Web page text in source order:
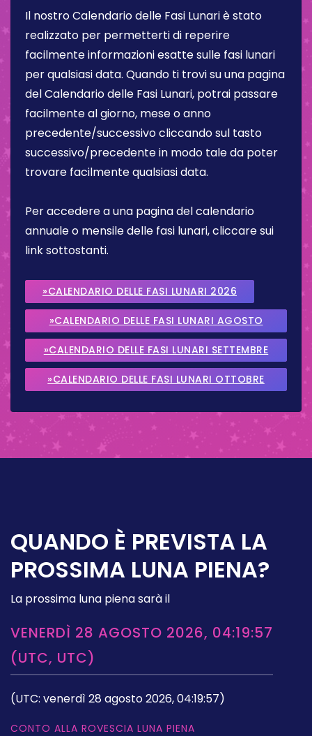
Il nostro Calendario delle Fasi Lunari è stato
realizzato per permetterti di reperire
facilmente informazioni esatte sulle fasi lunari
per qualsiasi data. Quando ti trovi su una pagina
del Calendario delle Fasi Lunari, potrai passare
facilmente al giorno, mese o anno
precedente/successivo cliccando sul tasto
successivo/precedente in modo tale da poter
trovare facilmente qualsiasi data.
Per accedere a una pagina del calendario
annuale o mensile delle fasi lunari, cliccare sui
link sottostanti.
»CALENDARIO DELLE FASI LUNARI 2026
»CALENDARIO DELLE FASI LUNARI AGOSTO
2026
»CALENDARIO DELLE FASI LUNARI SETTEMBRE
2026
»CALENDARIO DELLE FASI LUNARI OTTOBRE
QUANDO È PREVISTA LA
PROSSIMA LUNA PIENA?
La prossima luna piena sarà il
VENERDÌ 28 AGOSTO 2026, 04:19:57
(UTC, UTC)
(UTC: venerdì 28 agosto 2026, 04:19:57)
CONTO ALLA ROVESCIA LUNA PIENA